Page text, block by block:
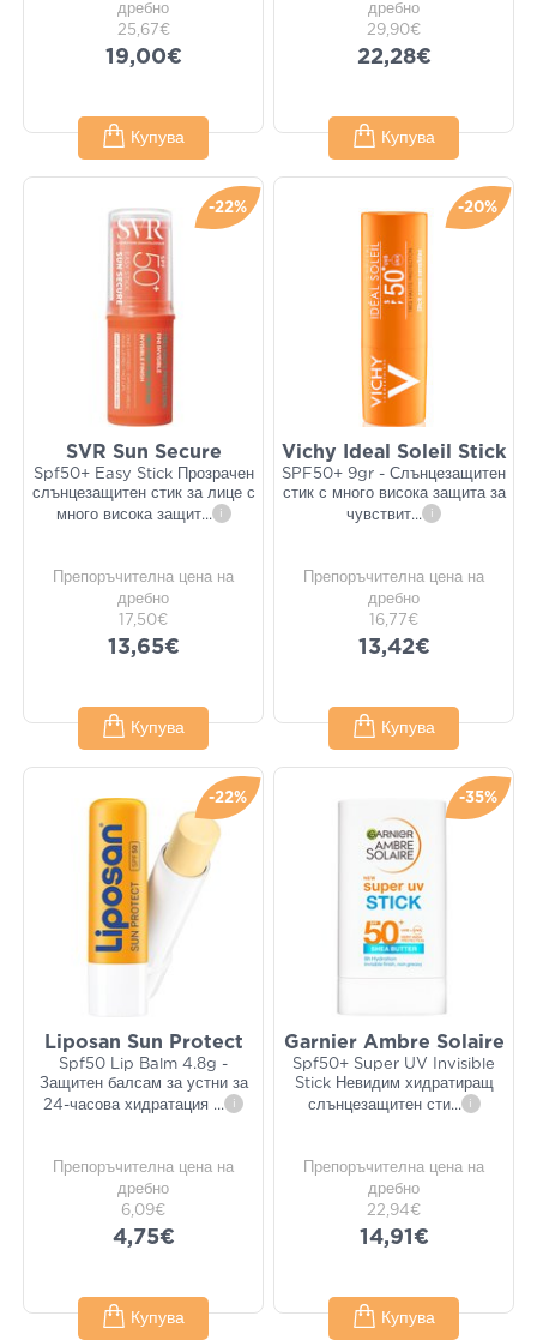
дребно
25,67€
19,00€
Купува
дребно
29,90€
22,28€
Купува
-22%
SVR Sun Secure
Spf50+ Easy Stick Прозрачен
слънцезащитен стик за лице с
много висока защит... i
Препоръчителна цена на
дребно
17,50€
13,65€
Купува
-20%
Vichy Ideal Soleil Stick
SPF50+ 9gr - Слънцезащитен
стик с много висока защита за
чувствит... i
Препоръчителна цена на
дребно
16,77€
13,42€
Купува
-22%
Liposan Sun Protect
Spf50 Lip Balm 4.8g -
Защитен балсам за устни за
24-часова хидратация ... i
Препоръчителна цена на
дребно
6,09€
4,75€
Купува
-35%
Garnier Ambre Solaire
Spf50+ Super UV Invisible
Stick Невидим хидратиращ
слънцезащитен сти... i
Препоръчителна цена на
дребно
22,94€
14,91€
Купува